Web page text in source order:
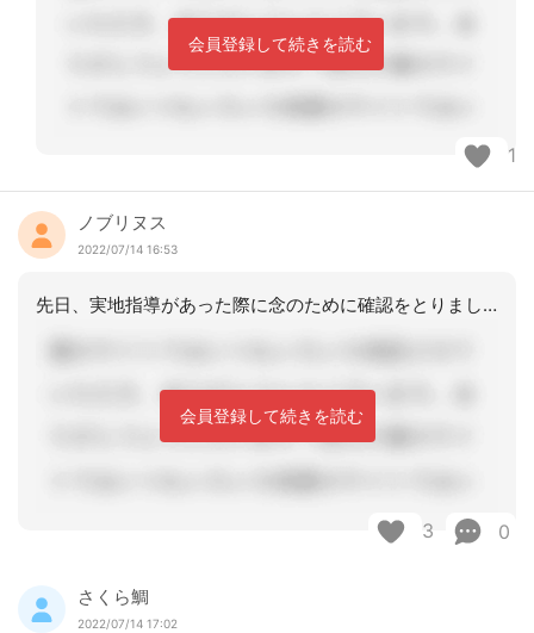
会員登録して続きを読む
1
ノブリヌス
2022/07/14 16:53
先日、実地指導があった際に念のために確認をとりました。当地では、２表差し替えで特
会員登録して続きを読む
3 0
さくら鯛
2022/07/14 17:02